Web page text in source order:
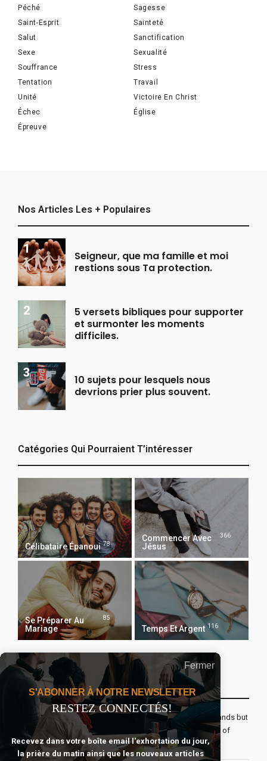
Péché
Sagesse
Saint-Esprit
Sainteté
Salut
Sanctification
Sexe
Sexualité
Souffrance
Stress
Tentation
Travail
Unité
Victoire En Christ
Échec
Église
Épreuve
Nos Articles Les + Populaires
Seigneur, que ma famille et moi
restions sous Ta protection.
5 versets bibliques pour supporter
et surmonter les moments
difficiles.
10 sujets pour lesquels nous
devrions prier plus souvent.
Catégories Qui Pourraient T’intéresser
Célibataire Épanoui 78
Commencer Avec
Jésus
366
Se Préparer Au
Mariage
85
Temps Et Argent 116
Recevoir Notre Newsletter Chaque Matin
The real voyage of discovery consists not in seeking new lands but
seeing with new eyes. All journeys have secret destinations of
which the traveler is unaware.
Fermer
S'ABONNER À NOTRE NEWSLETTER
RESTEZ CONNECTÉS!
Recevez dans votre boîte email l'exhortation du jour,
la prière du matin ainsi que les nouveaux articles